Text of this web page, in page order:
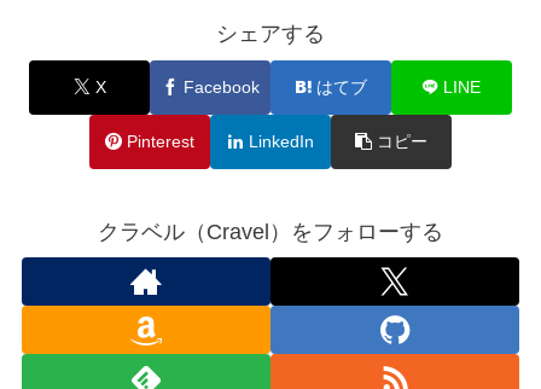
シェアする
X Facebook はてブ LINE
Pinterest LinkedIn コピー
クラベル（Cravel）をフォローする